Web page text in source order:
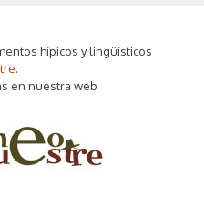
hípicos y lingüísticos
.
en nuestra web